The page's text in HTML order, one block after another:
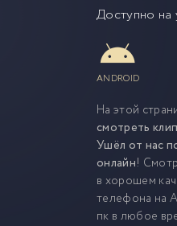
Доступно на
ANDROID
На этой
смотреть
Ушёл от нас
онлайн!
в хорошем
телефона на
пк в любое